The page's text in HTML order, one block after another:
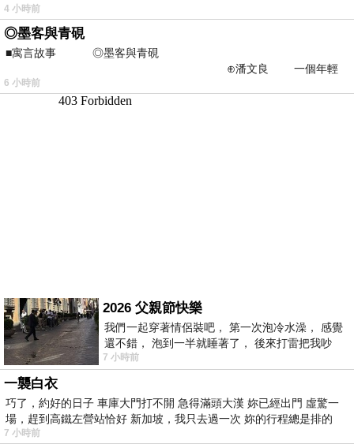
4 小時前
◎墨客與青硯
■寓言故事 ◎墨客與青硯
⊕潘文良 一個年輕
的墨客，在京城的古玩肆裡
6 小時前
2026 父親節快樂
我們一起穿著情侶裝吧， 第一次泡冷水澡， 感覺
還不錯， 泡到一半就睡著了， 後來打雷把我吵
醒， 手
7 小時前
一襲白衣
巧了，約好的日子 車庫大門打不開 急得滿頭大漢 妳已經出門 虛驚一
場，趕到高鐵左營站恰好 新加坡，我只去過一次 妳的行程總是排的
7 小時前